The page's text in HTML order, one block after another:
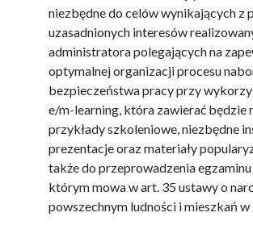
niezbędne do celów wynikających z
uzasadnionych interesów
administratora polegających na
optymalnej organizacji procesu
bezpieczeństwa pracy przy
e/m-learning, która zawierać będzie
przykłady szkoleniowe, niezbędne
prezentacje oraz materiały
także do przeprowadzenia
którym mowa w art. 35 ustawy o
powszechnym ludności i mieszkań w